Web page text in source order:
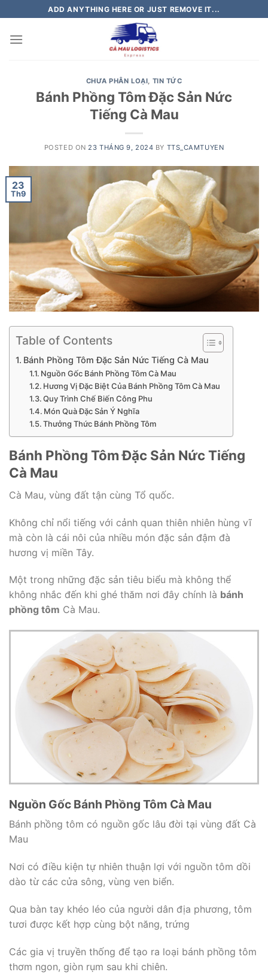
to
content
ADD ANYTHING HERE OR JUST REMOVE IT...
CHƯA PHÂN LOẠI, TIN TỨC
Bánh Phồng Tôm Đặc Sản Nức
Tiếng Cà Mau
POSTED ON 23 THÁNG 9, 2024 BY TTS_CAMTUYEN
23
Th9
Table of Contents
Bánh Phồng Tôm Đặc Sản Nức Tiếng Cà Mau
Nguồn Gốc Bánh Phồng Tôm Cà Mau
Hương Vị Đặc Biệt Của Bánh Phồng Tôm Cà Mau
Quy Trình Chế Biến Công Phu
Món Quà Đặc Sản Ý Nghĩa
Thưởng Thức Bánh Phồng Tôm
Bánh Phồng Tôm Đặc Sản Nức Tiếng
Cà Mau
Cà Mau, vùng đất tận cùng Tổ quốc.
Không chỉ nổi tiếng với cảnh quan thiên nhiên hùng vĩ
mà còn là cái nôi của nhiều món đặc sản đậm đà
hương vị miền Tây.
Một trong những đặc sản tiêu biểu mà không thể
không nhắc đến khi ghé thăm nơi đây chính là bánh
phồng tôm Cà Mau.
Nguồn Gốc Bánh Phồng Tôm Cà Mau
Bánh phồng tôm có nguồn gốc lâu đời tại vùng đất Cà
Mau
Nơi có điều kiện tự nhiên thuận lợi với nguồn tôm dồi
dào từ các cửa sông, vùng ven biển.
Qua bàn tay khéo léo của người dân địa phương, tôm
tươi được kết hợp cùng bột năng, trứng
Các gia vị truyền thống để tạo ra loại bánh phồng tôm
thơm ngon, giòn rụm sau khi chiên.